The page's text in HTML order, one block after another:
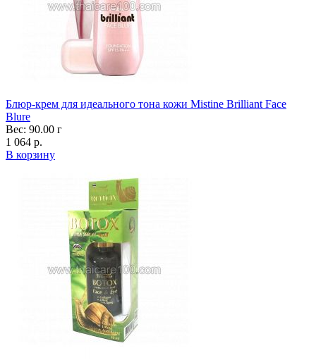
Блюр-крем для идеального тона кожи Mistine Brilliant Face
Blure
Вес: 90.00 г
1 064 р.
В корзину